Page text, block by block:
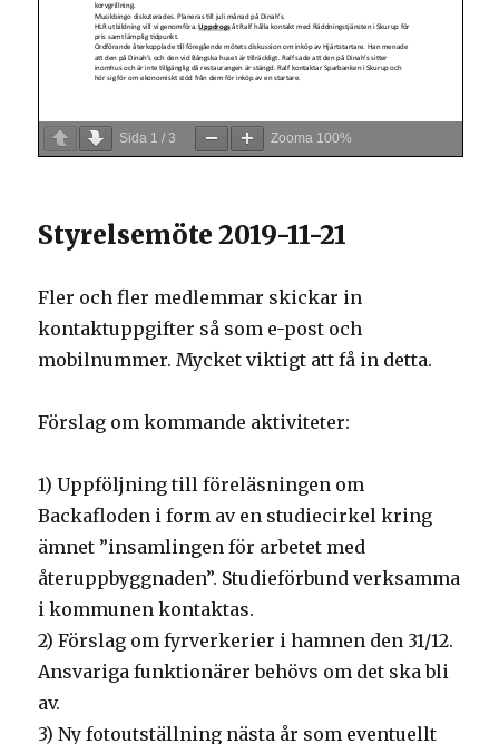
Sida 1 /3 Zooma 100%
Styrelsemöte 2019-11-21
Fler och fler medlemmar skickar in
kontaktuppgifter så som e-post och
mobilnummer. Mycket viktigt att få in detta.
Förslag om kommande aktiviteter:
1) Uppföljning till föreläsningen om
Backafloden i form av en studiecirkel kring
ämnet ”insamlingen för arbetet med
återuppbyggnaden”. Studieförbund verksamma
i kommunen kontaktas.
2) Förslag om fyrverkerier i hamnen den 31/12.
Ansvariga funktionärer behövs om det ska bli
av.
3) Ny fotoutställning nästa år som eventuellt